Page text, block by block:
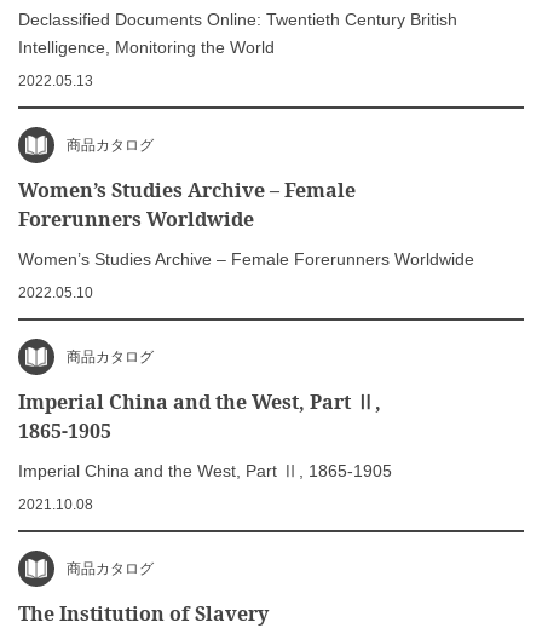
Declassified Documents Online: Twentieth Century British
Intelligence, Monitoring the World
2022.05.13
商品カタログ
Women’s Studies Archive – Female
Forerunners Worldwide
Women’s Studies Archive – Female Forerunners Worldwide
2022.05.10
商品カタログ
Imperial China and the West, Part Ⅱ,
1865-1905
Imperial China and the West, Part Ⅱ, 1865-1905
2021.10.08
商品カタログ
The Institution of Slavery